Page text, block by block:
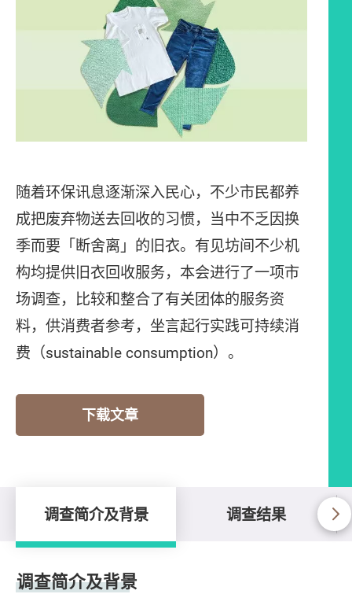
随着环保讯息逐渐深入民心，不少市民都养
成把废弃物送去回收的习惯，当中不乏因换
季而要「断舍离」的旧衣。有见坊间不少机
构均提供旧衣回收服务，本会进行了一项市
场调查，比较和整合了有关团体的服务资
料，供消费者参考，坐言起行实践可持续消
费（sustainable consumption）。
下载文章
调查简介及背景 调查结果
调查简介及背景
调查简介及背景